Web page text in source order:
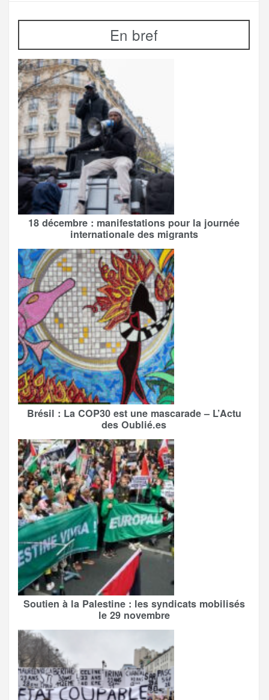
En bref
18 décembre : manifestations pour la journée
internationale des migrants
Brésil : La COP30 est une mascarade – L’Actu
des Oublié.es
Soutien à la Palestine : les syndicats mobilisés
le 29 novembre